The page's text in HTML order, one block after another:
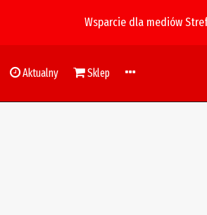
Wsparcie dla mediów
Aktualny Sklep